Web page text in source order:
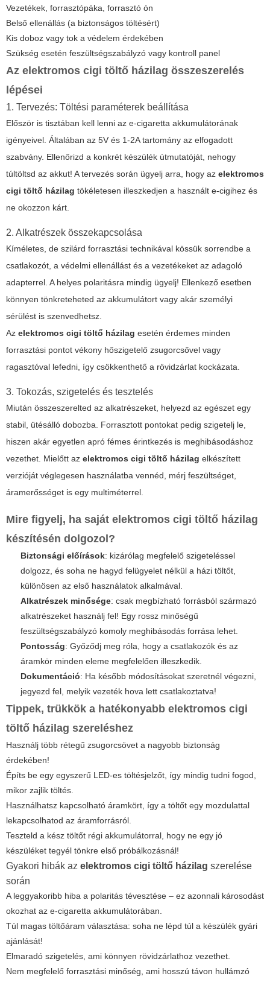
Vezetékek, forrasztópáka, forrasztó ón
Belső ellenállás (a biztonságos töltésért)
Kis doboz vagy tok a védelem érdekében
Szükség esetén feszültségszabályzó vagy kontroll panel
Az elektromos cigi töltő házilag összeszerelés
lépései
1. Tervezés: Töltési paraméterek beállítása
Először is tisztában kell lenni az e-cigaretta akkumulátorának
igényeivel. Általában az 5V és 1-2A tartomány az elfogadott
szabvány. Ellenőrizd a konkrét készülék útmutatóját, nehogy
túltöltsd az akkut! A tervezés során ügyelj arra, hogy az elektromos
cigi töltő házilag tökéletesen illeszkedjen a használt e-cigihez és
ne okozzon kárt.
2. Alkatrészek összekapcsolása
Kíméletes, de szilárd forrasztási technikával kössük sorrendbe a
csatlakozót, a védelmi ellenállást és a vezetékeket az adagoló
adapterrel. A helyes polaritásra mindig ügyelj! Ellenkező esetben
könnyen tönkreteheted az akkumulátort vagy akár személyi
sérülést is szenvedhetsz.
Az elektromos cigi töltő házilag esetén érdemes minden
forrasztási pontot vékony hőszigetelő zsugorcsővel vagy
ragasztóval lefedni, így csökkenthető a rövidzárlat kockázata.
3. Tokozás, szigetelés és tesztelés
Miután összeszerelted az alkatrészeket, helyezd az egészet egy
stabil, ütésálló dobozba. Forrasztott pontokat pedig szigetelj le,
hiszen akár egyetlen apró fémes érintkezés is meghibásodáshoz
vezethet. Mielőtt az elektromos cigi töltő házilag elkészített
verzióját véglegesen használatba vennéd, mérj feszültséget,
áramerősséget is egy multiméterrel.
Mire figyelj, ha saját elektromos cigi töltő házilag
készítésén dolgozol?
Biztonsági előírások: kizárólag megfelelő szigeteléssel
dolgozz, és soha ne hagyd felügyelet nélkül a házi töltőt,
különösen az első használatok alkalmával.
Alkatrészek minősége: csak megbízható forrásból származó
alkatrészeket használj fel! Egy rossz minőségű
feszültségszabályzó komoly meghibásodás forrása lehet.
Pontosság: Győződj meg róla, hogy a csatlakozók és az
áramkör minden eleme megfelelően illeszkedik.
Dokumentáció: Ha később módosításokat szeretnél végezni,
jegyezd fel, melyik vezeték hova lett csatlakoztatva!
Tippek, trükkök a hatékonyabb elektromos cigi
töltő házilag szereléshez
Használj több rétegű zsugorcsövet a nagyobb biztonság
érdekében!
Építs be egy egyszerű LED-es töltésjelzőt, így mindig tudni fogod,
mikor zajlik töltés.
Használhatsz kapcsolható áramkört, így a töltőt egy mozdulattal
lekapcsolhatod az áramforrásról.
Teszteld a kész töltőt régi akkumulátorral, hogy ne egy jó
készüléket tegyél tönkre első próbálkozásnál!
Gyakori hibák az elektromos cigi töltő házilag szerelése
során
A leggyakoribb hiba a polaritás tévesztése – ez azonnali károsodást
okozhat az e-cigaretta akkumulátorában.
Túl magas töltőáram választása: soha ne lépd túl a készülék gyári
ajánlását!
Elmaradó szigetelés, ami könnyen rövidzárlathoz vezethet.
Nem megfelelő forrasztási minőség, ami hosszú távon hullámzó